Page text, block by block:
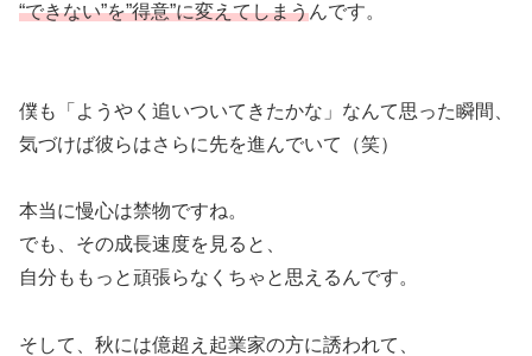
“できない”を”得意”に変えてしまうんです。
僕も「ようやく追いついてきたかな」なんて思った瞬間、
気づけば彼らはさらに先を進んでいて（笑）
本当に慢心は禁物ですね。
でも、その成長速度を見ると、
自分ももっと頑張らなくちゃと思えるんです。
そして、秋には億超え起業家の方に誘われて、